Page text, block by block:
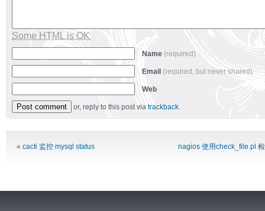
Some HTML is OK
Name (required)
Email (required, but never shared)
Web
or, reply to this post via trackback.
« cacti 监控 mysql status nagios 使用check_file.pl